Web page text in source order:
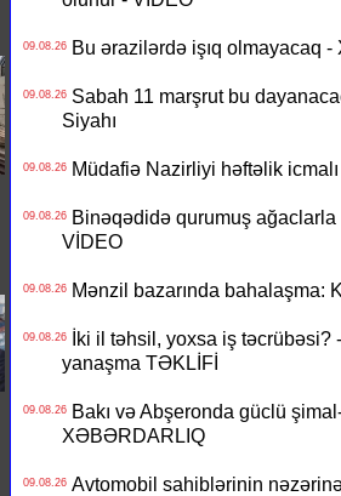
09.08.26Bu ərazilərdə işıq olmayacaq
09.08.26Sabah 11 marşrut bu
Siyahı
09.08.26Müdafiə Nazirliyi həftəlik
09.08.26Binəqədidə qurumuş ağaclarla
VİDEO
09.08.26Mənzil bazarında bahalaşma:
09.08.26İki il təhsil, yoxsa iş təcrübəsi?
yanaşma TƏKLİFİ
09.08.26Bakı və Abşeronda güclü
XƏBƏRDARLIQ
09.08.26Avtomobil sahiblərinin